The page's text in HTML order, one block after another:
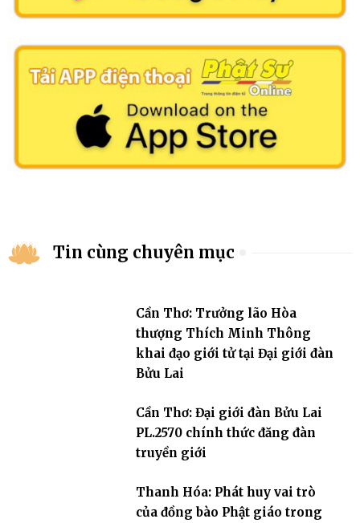
Tin cùng chuyên mục
Cần Thơ: Trưởng lão Hòa
thượng Thích Minh Thông
khai đạo giới tử tại Đại giới đàn
Bửu Lai
Cần Thơ: Đại giới đàn Bửu Lai
PL.2570 chính thức đăng đàn
truyền giới
Thanh Hóa: Phát huy vai trò
của đồng bào Phật giáo trong